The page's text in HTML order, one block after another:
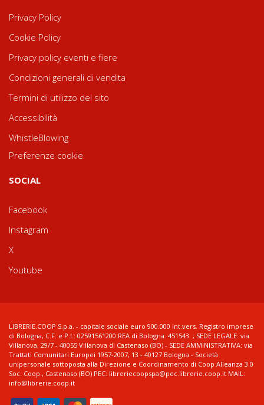
Privacy Policy
Cookie Policy
Privacy policy eventi e fiere
Condizioni generali di vendita
Termini di utilizzo del sito
Accessibilità
WhistleBlowing
Preferenze cookie
SOCIAL
Facebook
Instagram
X
Youtube
LIBRERIE.COOP S.p.a. - capitale sociale euro 900.000 int.vers. Registro imprese
di Bologna, C.F. e P.I.: 02591561200 REA di Bologna: 451543 ; SEDE LEGALE: via
Villanova, 29/7 - 40055 Villanova di Castenaso (BO) - SEDE AMMINISTRATIVA: via
Trattati Comunitari Europei 1957-2007, 13 - 40127 Bologna - Società
unipersonale sottoposta alla Direzione e Coordinamento di Coop Alleanza 3.0
Soc. Coop., Castenaso (BO) PEC: libreriecoopspa@pec.librerie.coop.it MAIL:
info@librerie.coop.it